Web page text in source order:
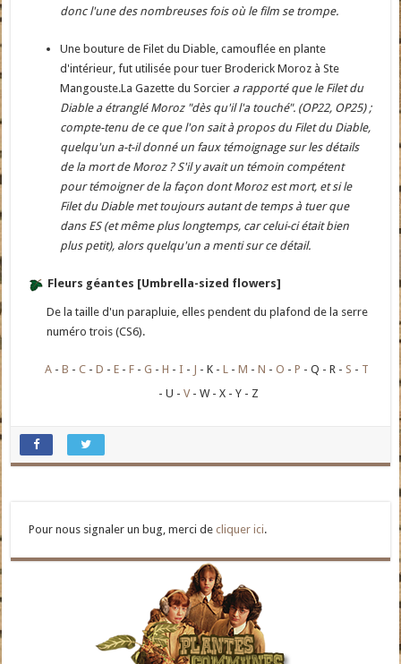
donc l'une des nombreuses fois où le film se trompe.
Une bouture de Filet du Diable, camouflée en plante
d'intérieur, fut utilisée pour tuer Broderick Moroz à Ste
Mangouste.La Gazette du Sorcier a rapporté que le Filet du
Diable a étranglé Moroz "dès qu'il l'a touché". (OP22, OP25) ;
compte-tenu de ce que l'on sait à propos du Filet du Diable,
quelqu'un a-t-il donné un faux témoignage sur les détails
de la mort de Moroz ? S'il y avait un témoin compétent
pour témoigner de la façon dont Moroz est mort, et si le
Filet du Diable met toujours autant de temps à tuer que
dans ES (et même plus longtemps, car celui-ci était bien
plus petit), alors quelqu'un a menti sur ce détail.
Fleurs géantes [Umbrella-sized flowers]
De la taille d'un parapluie, elles pendent du plafond de la serre
numéro trois (CS6).
A B C D E F G H I J K L M N O P Q R S
T
U
V W X Y Z
Pour nous signaler un bug, merci decliquer ici.